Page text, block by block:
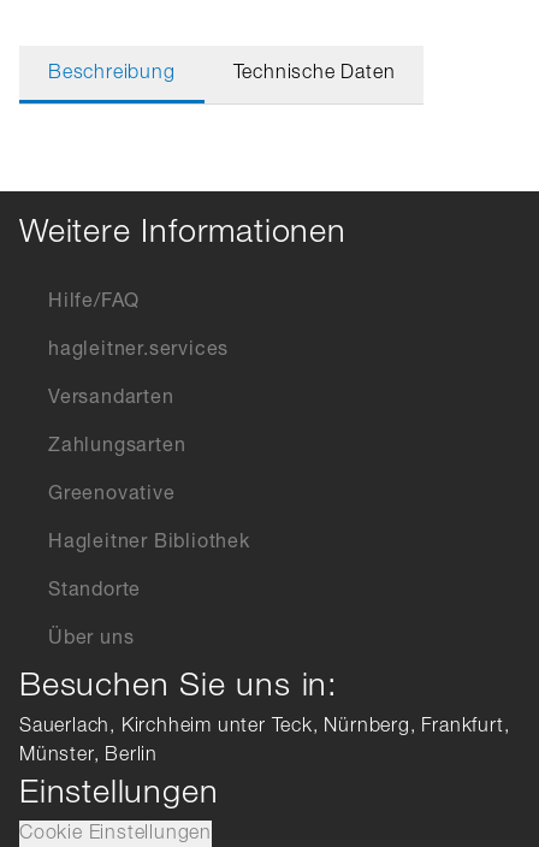
Beschreibung Technische Daten
Weitere Informationen
Hilfe/FAQ
hagleitner.services
Versandarten
Zahlungsarten
Greenovative
Hagleitner Bibliothek
Standorte
Über uns
Besuchen Sie uns in:
Sauerlach, Kirchheim unter Teck, Nürnberg, Frankfurt,
Münster, Berlin
Einstellungen
Cookie Einstellungen